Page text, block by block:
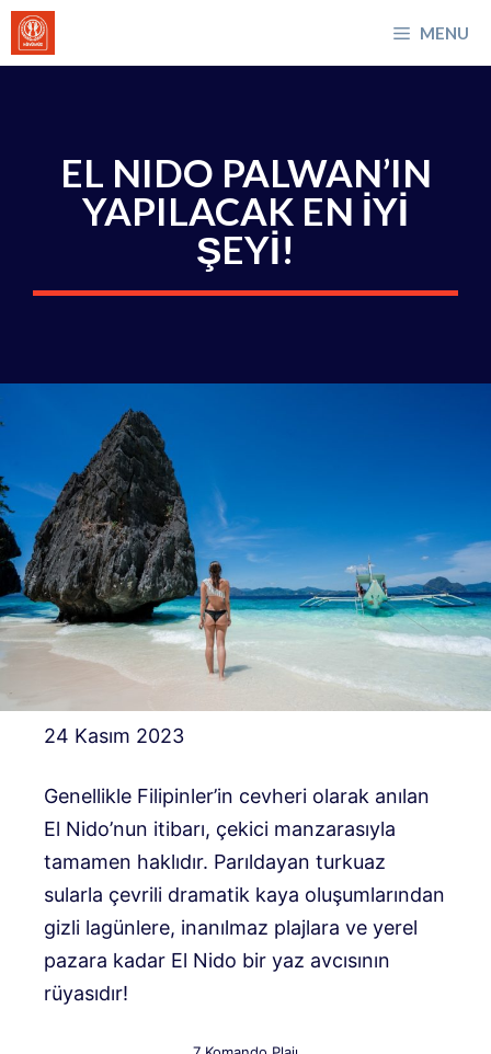
İçeriğe
atla
MENU
EL NIDO PALWAN’IN
YAPILACAK EN İYİ
ŞEYİ!
24 Kasım 2023
Genellikle Filipinler’in cevheri olarak anılan
El Nido’nun itibarı, çekici manzarasıyla
tamamen haklıdır. Parıldayan turkuaz
sularla çevrili dramatik kaya oluşumlarından
gizli lagünlere, inanılmaz plajlara ve yerel
pazara kadar El Nido bir yaz avcısının
rüyasıdır!